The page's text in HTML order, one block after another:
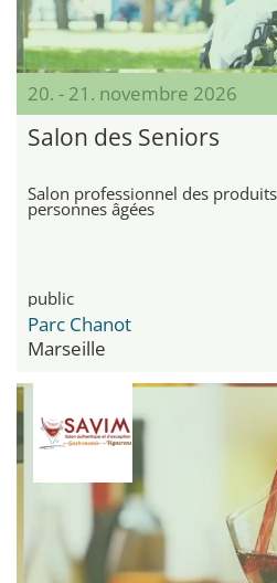
20. - 21. novembre 2026
Salon des Seniors
Salon professionnel des
personnes âgées
public
Parc Chanot
Marseille